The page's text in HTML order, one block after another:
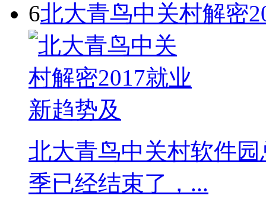
6北大青鸟中关村解密
北大青鸟中关村软件
季已经结束了，...